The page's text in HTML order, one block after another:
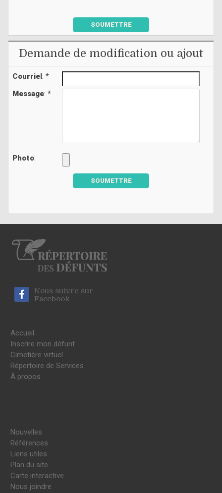
SOUMETTRE
Demande de modification ou ajout
Courriel: *
Message: *
Photo:
SOUMETTRE
Nous suivre sur
Facebook
Accueil
Inscrire mon défunt
Cimetière virtuel
Répertoire de Services
À propos
Nouvelles
Références
Liens utiles
Plan du site
Carte interactive
Nous joindre